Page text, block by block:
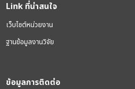
Link ที่น่าสนใจ
เว็บไซต์หน่วยงาน
ฐานข้อมูลงานวิจัย
ข้อมูลการติดต่อ